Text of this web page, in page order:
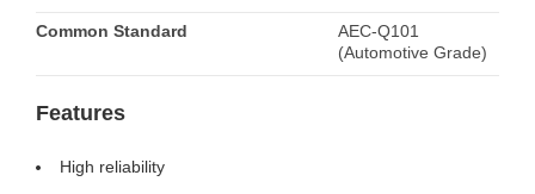
Common Standard
AEC-Q101
(Automotive Grade)
Features
High reliability